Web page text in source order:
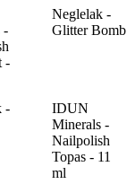
-
-
Neglelak -
Glitter Bomb
-
IDUN
Minerals -
Nailpolish
Topas - 11
ml